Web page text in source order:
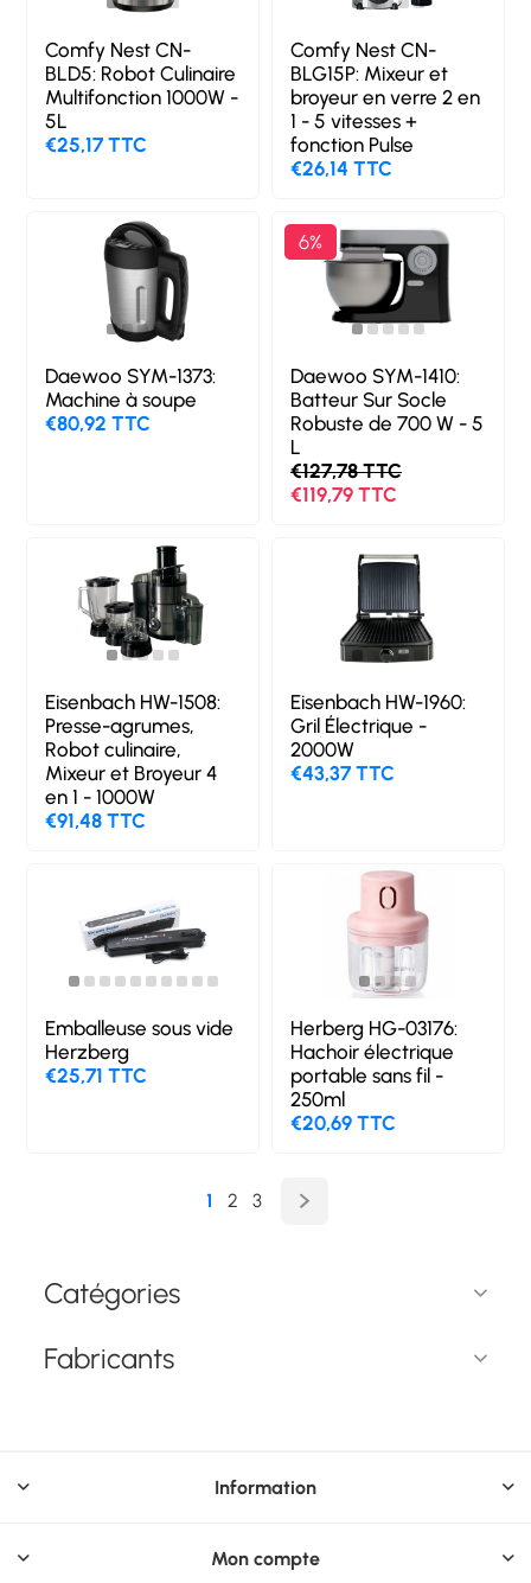
Catégories
Fabricants
Comfy Nest CN-
BLD5: Robot Culinaire
Multifonction 1000W -
5L
€25,17 TTC
Comfy Nest CN-
BLG15P: Mixeur et
broyeur en verre 2 en
1 - 5 vitesses +
fonction Pulse
€26,14 TTC
Daewoo SYM-1373:
Machine à soupe
€80,92 TTC
6%
Daewoo SYM-1410:
Batteur Sur Socle
Robuste de 700 W - 5
L
€127,78 TTC
€119,79 TTC
Eisenbach HW-1508:
Presse-agrumes,
Robot culinaire,
Mixeur et Broyeur 4
en 1 - 1000W
€91,48 TTC
Eisenbach HW-1960:
Gril Électrique -
2000W
€43,37 TTC
Emballeuse sous vide
Herzberg
€25,71 TTC
Herberg HG-03176:
Hachoir électrique
portable sans fil -
250ml
€20,69 TTC
1 2 3
Information
Mon compte